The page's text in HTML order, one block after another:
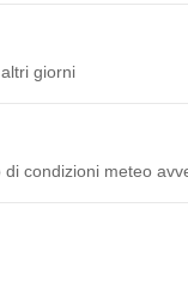
giorni
condizioni meteo